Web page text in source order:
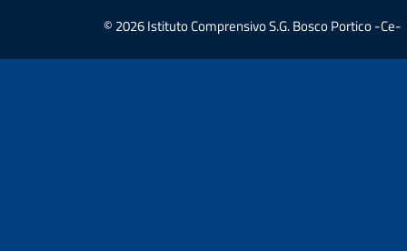
© 2026 Istituto Comprensivo S.G. Bosco Portico -Ce-